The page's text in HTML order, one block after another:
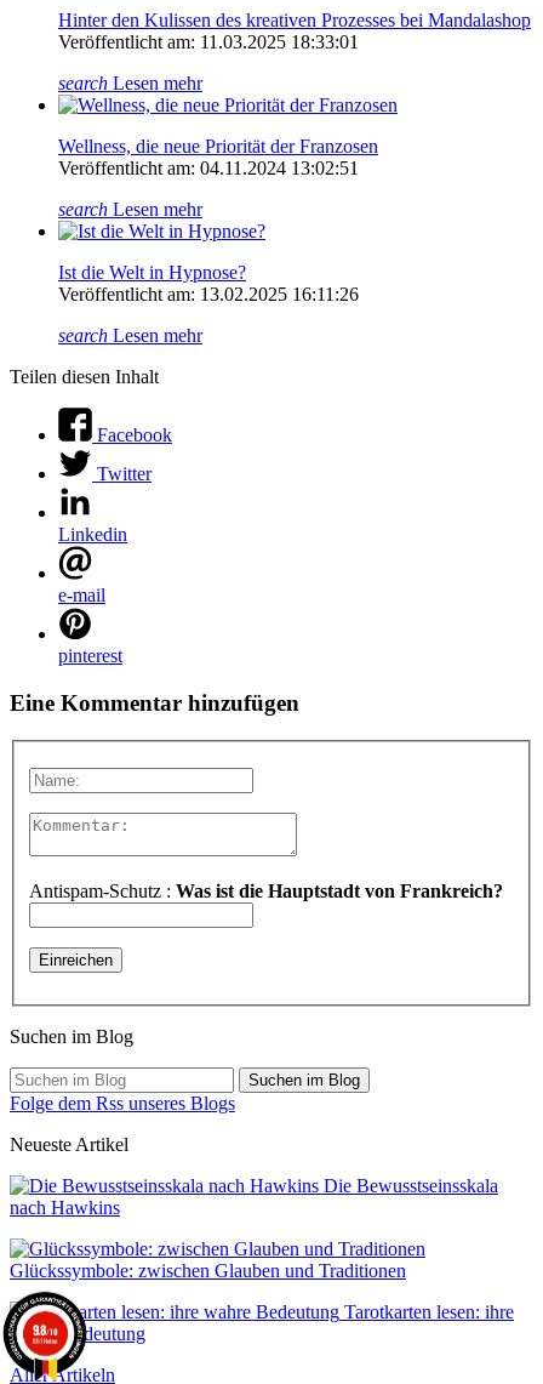
Hinter den Kulissen des kreativen Prozesses bei Mandalashop
Veröffentlicht am: 11.03.2025 18:33:01
search Lesen mehr
Wellness, die neue Priorität der Franzosen
Veröffentlicht am: 04.11.2024 13:02:51
search Lesen mehr
Ist die Welt in Hypnose?
Veröffentlicht am: 13.02.2025 16:11:26
search Lesen mehr
Teilen diesen Inhalt
Facebook
Twitter
Linkedin
e-mail
pinterest
Eine Kommentar hinzufügen
Antispam-Schutz : Was ist die Hauptstadt von Frankreich?
Suchen im Blog
Suchen im Blog
Folge dem Rss unseres Blogs
Neueste Artikel
Die Bewusstseinsskala
nach Hawkins
Glückssymbole: zwischen Glauben und Traditionen
Tarotkarten lesen: ihre
wahre Bedeutung
Aller Artikeln
9.8/10
861 Noten